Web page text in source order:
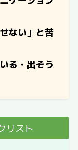
ない」と苦
る・出そう
リスト